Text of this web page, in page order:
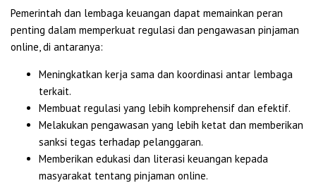
Pemerintah dan lembaga keuangan dapat memainkan peran
penting dalam memperkuat regulasi dan pengawasan pinjaman
online, di antaranya:
Meningkatkan kerja sama dan koordinasi antar lembaga
terkait.
Membuat regulasi yang lebih komprehensif dan efektif.
Melakukan pengawasan yang lebih ketat dan memberikan
sanksi tegas terhadap pelanggaran.
Memberikan edukasi dan literasi keuangan kepada
masyarakat tentang pinjaman online.